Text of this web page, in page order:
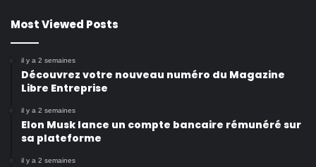
Most Viewed Posts
il y a 2 semaines
Découvrez votre nouveau numéro du Magazine
Libre Entreprise
il y a 2 semaines
Elon Musk lance un compte bancaire rémunéré sur
sa plateforme
il y a 2 semaines